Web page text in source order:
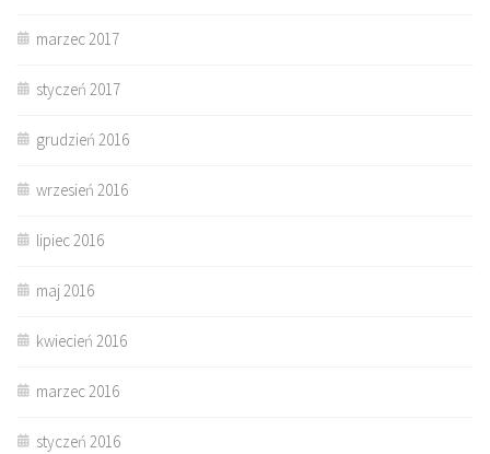
marzec 2017
styczeń 2017
grudzień 2016
wrzesień 2016
lipiec 2016
maj 2016
kwiecień 2016
marzec 2016
styczeń 2016